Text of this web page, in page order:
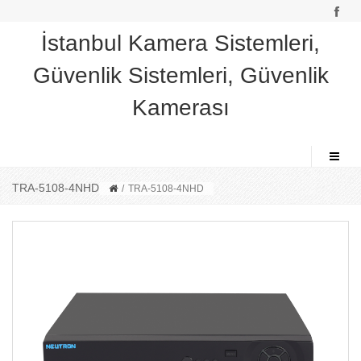
İstanbul Kamera Sistemleri,
Güvenlik Sistemleri, Güvenlik
Kamerası
TRA-5108-4NHD / TRA-5108-4NHD